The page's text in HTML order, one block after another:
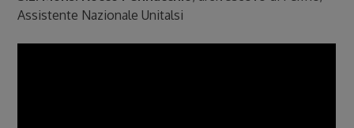
Assistente Nazionale Unitalsi